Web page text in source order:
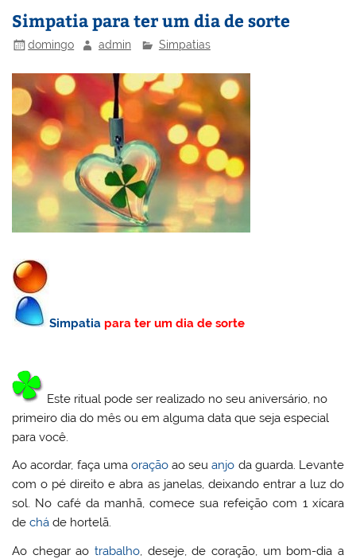
Simpatia para ter um dia de sorte
domingo admin Simpatias
Simpatia para ter um dia de sorte
Este ritual pode ser realizado no seu aniversário, no
primeiro dia do mês ou em alguma data que seja especial
para você.
Ao acordar, faça uma oraçãoao seuanjo da guarda. Levante
com o pé direito e abra as janelas, deixando entrar a luz do
sol. No café da manhã, comece sua refeição com 1 xícara
dechá de hortelã.
Ao chegar aotrabalho, deseje, de coração, um bom-dia a